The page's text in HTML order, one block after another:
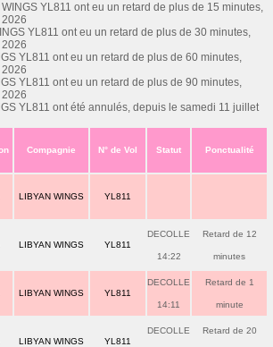
YL811 ont eu un retard de plus de 15 minutes,
YL811 ont eu un retard de plus de 30 minutes,
YL811 ont eu un retard de plus de 60 minutes,
YL811 ont eu un retard de plus de 90 minutes,
YL811 ont été annulés, depuis le samedi 11 juillet
Compagnie N° de Vol Statut Ponctualité
LIBYAN WINGS YL811
LIBYAN WINGS YL811
DECOLLE
14:22
Retard de 12
minutes
LIBYAN WINGS YL811
DECOLLE
14:11
Retard de 1
minute
LIBYAN WINGS YL811
DECOLLE Retard de 20